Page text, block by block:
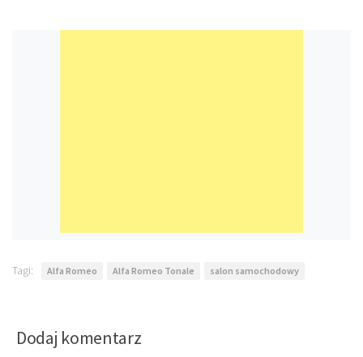
Tagi: Alfa Romeo Alfa Romeo Tonale salon samochodowy
Dodaj komentarz